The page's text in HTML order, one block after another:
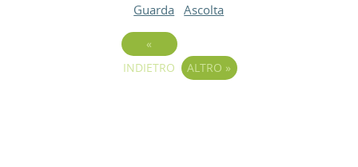
Guarda Ascolta
«
INDIETRO
ALTRO »